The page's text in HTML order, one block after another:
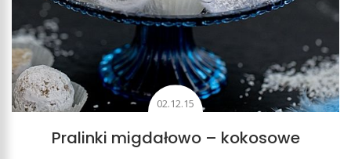
02.12.15
Pralinki migdałowo – kokosowe